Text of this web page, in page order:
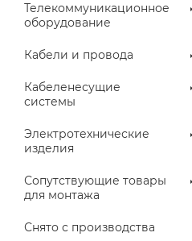
Телекоммуникационное
оборудование
Кабели и провода
Кабеленесущие
системы
Электротехнические
изделия
Сопутствующие товары
для монтажа
Снято с производства